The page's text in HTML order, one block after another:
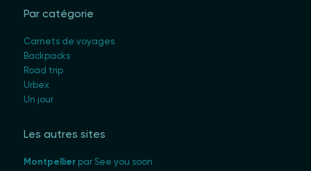
Par catégorie
Carnets de voyages
Backpacks
Road trip
Urbex
Un jour
Les autres sites
Montpellier par See you soon